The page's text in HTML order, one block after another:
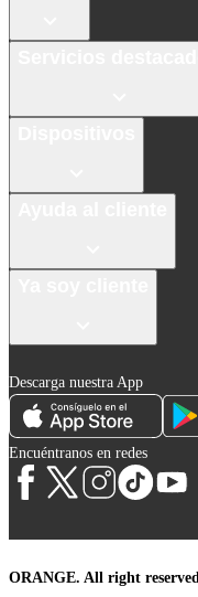
Descarga nuestra App
Encuéntranos en redes
ORANGE. All right reserved